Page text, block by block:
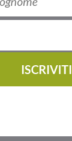
ISCRIVITI